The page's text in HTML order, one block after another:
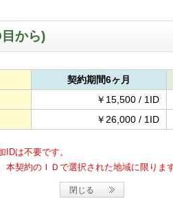
から)
契約期間6ヶ月
￥15,500 / 1ID
￥26,000 / 1ID
は不要です。
本契約のＩＤで選択された地域に限りま
閉じる